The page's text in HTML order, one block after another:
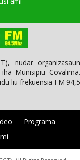
nudar organizasaun
Munisipiu Covalima.
liu frekuensia FM 94,5
Programa